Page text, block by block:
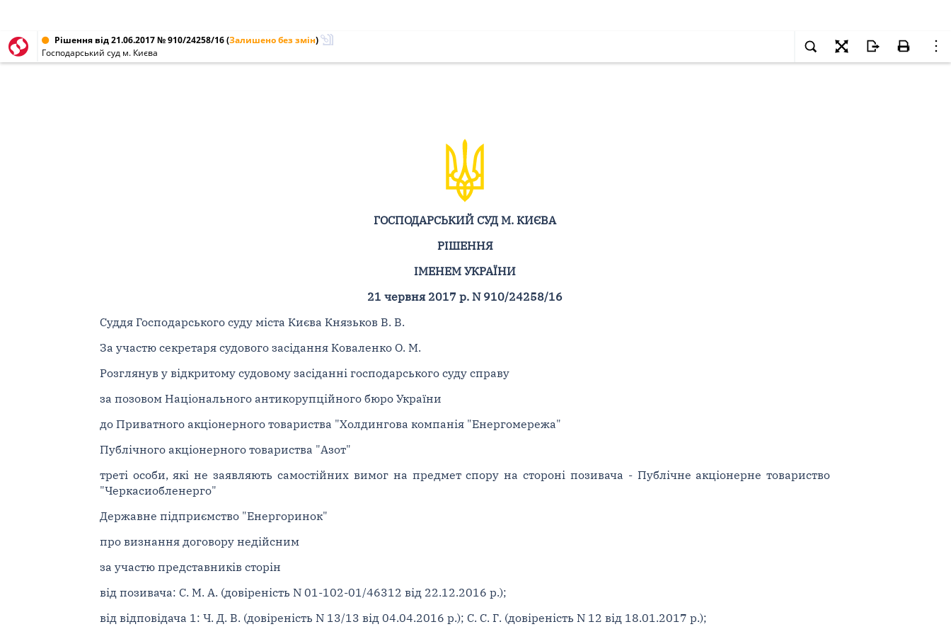
Рішення від 21.06.2017 № 910/24258/16(Залишено без змін)
Господарський суд м. Києва
ГОСПОДАРСЬКИЙ СУД М. КИЄВА
РІШЕННЯ
ІМЕНЕМ УКРАЇНИ
21 червня 2017 р. N 910/24258/16
Суддя Господарського суду міста Києва Князьков В. В.
За участю секретаря судового засідання Коваленко О. М.
Розглянув у відкритому судовому засіданні господарського суду справу
за позовом Національного антикорупційного бюро України
до Приватного акціонерного товариства "Холдингова компанія "Енергомережа"
Публічного акціонерного товариства "Азот"
треті особи, які не заявляють самостійних вимог на предмет спору на стороні позивача - Публічне акціонерне товариство
"Черкасиобленерго"
Державне підприємство "Енергоринок"
про визнання договору недійсним
за участю представників сторін
від позивача: С. М. А. (довіреність N 01-102-01/46312 від 22.12.2016 р.);
від відповідача 1: Ч. Д. В. (довіреність N 13/13 від 04.04.2016 р.); С. С. Г. (довіреність N 12 від 18.01.2017 р.);